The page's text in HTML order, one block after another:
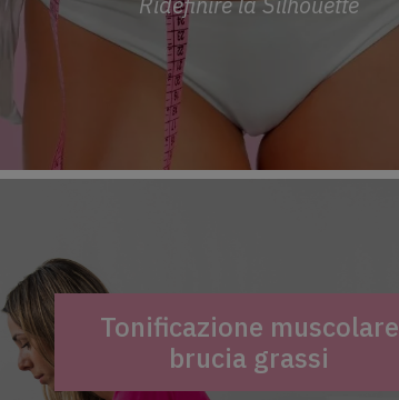
Tonificazione muscolare
brucia grassi